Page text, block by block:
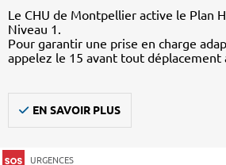
Le CHU de Montpellier active le Plan
Niveau 1.
Pour garantir une prise en charge
appelez le 15 avant tout déplacement
EN SAVOIR PLUS
URGENCES